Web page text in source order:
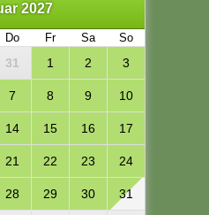
2027
Do Fr Sa So
31 1 2 3
7 8 9 10
14 15 16 17
21 22 23 24
28 29 30 31